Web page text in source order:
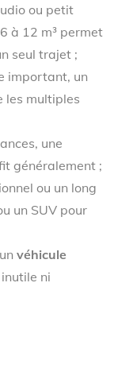
ou petit
à 12 m³ permet
seul trajet ;
important, un
les multiples
une
généralement ;
ou un long
un SUV pour
véhicule
ni